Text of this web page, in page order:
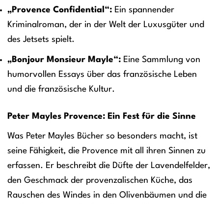
„Provence Confidential“: Ein spannender
Kriminalroman, der in der Welt der Luxusgüter und
des Jetsets spielt.
„Bonjour Monsieur Mayle“: Eine Sammlung von
humorvollen Essays über das französische Leben
und die französische Kultur.
Peter Mayles Provence: Ein Fest für die Sinne
Was Peter Mayles Bücher so besonders macht, ist
seine Fähigkeit, die Provence mit all ihren Sinnen zu
erfassen. Er beschreibt die Düfte der Lavendelfelder,
den Geschmack der provenzalischen Küche, das
Rauschen des Windes in den Olivenbäumen und die